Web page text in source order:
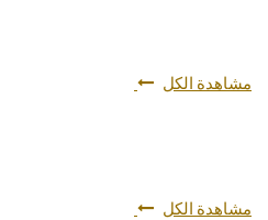
مشاهدة الكل
مشاهدة الكل